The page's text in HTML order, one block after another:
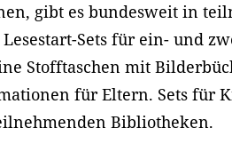
gibt es bundesweit in
Sets für ein- und
Stofftaschen mit
für Eltern. Sets für
Bibliotheken.